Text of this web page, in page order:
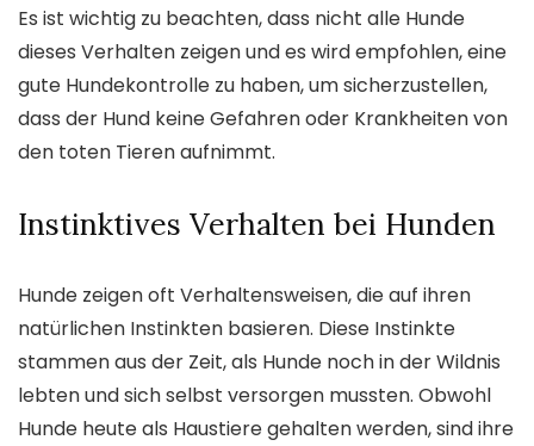
Es ist wichtig zu beachten, dass nicht alle Hunde
dieses Verhalten zeigen und es wird empfohlen, eine
gute Hundekontrolle zu haben, um sicherzustellen,
dass der Hund keine Gefahren oder Krankheiten von
den toten Tieren aufnimmt.
Instinktives Verhalten bei Hunden
Hunde zeigen oft Verhaltensweisen, die auf ihren
natürlichen Instinkten basieren. Diese Instinkte
stammen aus der Zeit, als Hunde noch in der Wildnis
lebten und sich selbst versorgen mussten. Obwohl
Hunde heute als Haustiere gehalten werden, sind ihre